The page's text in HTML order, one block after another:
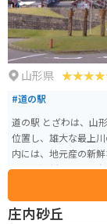
山形県
#道の駅
道の駅 とざわは、山
位置し、雄大な最上川
内には、地元産の新
や、戸沢村の豊かな
が完備されているの
自然豊かな観光スポ
庄内砂丘